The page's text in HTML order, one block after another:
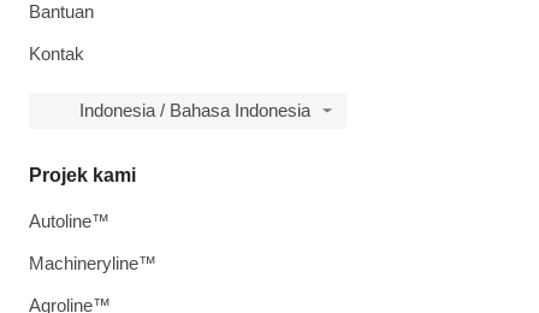
Bantuan
Kontak
Indonesia / Bahasa Indonesia
Projek kami
Autoline™
Machineryline™
Agroline™